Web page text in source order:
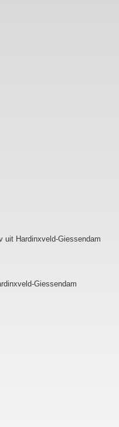
uit Hardinxveld-Giessendam
Giessendam